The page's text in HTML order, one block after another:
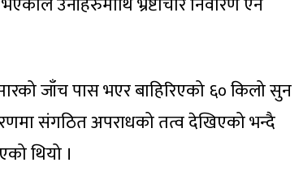
जाँच पास भएर बाहिरिएको ६० किलो सुन
संगठित अपराधको तत्व देखिएको भन्दै
थियो ।